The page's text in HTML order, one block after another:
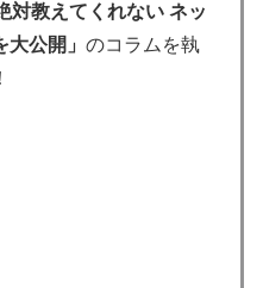
対教えてくれない ネッ
公開」 のコラムを執